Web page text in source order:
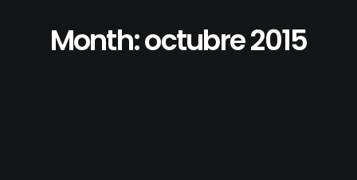
Month: octubre 2015